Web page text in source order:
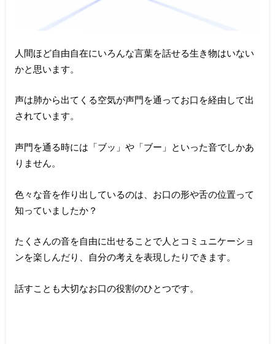
人間ほど自由自在にいろんな言葉を話せる生き物はいない
かと思います。
声は肺から出てくる空気が声門を通ってお口を経由して出
されています。
声門を通る時には「ブッ」や「ブー」といった音でしかあ
りません。
色々な音を作り出しているのは、お口の形や舌の位置って
知っていましたか？
たくさんの音を自由に出せることで人とコミュニケーショ
ンを楽しんだり、自分の考えを表現したりできます。
話すことも大切なお口の役割のひとつです。